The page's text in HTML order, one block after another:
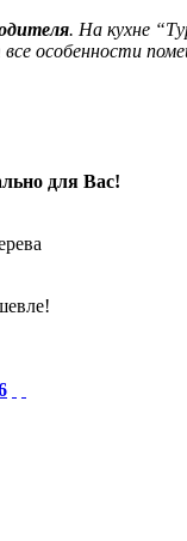
. На кухне
особенности
для Вас!